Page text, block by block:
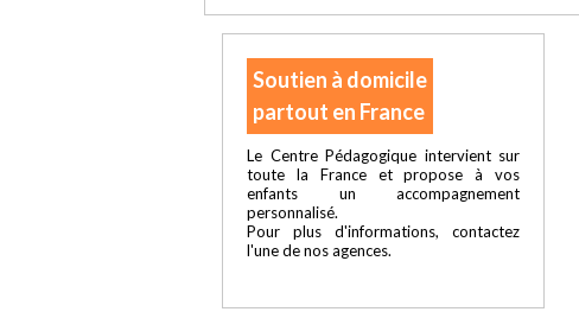
Soutien à domicile
partout en France
Le Centre Pédagogique intervient sur
toute la France et propose à vos
enfants un accompagnement
personnalisé.
Pour plus d'informations, contactez
l'une de nos agences.